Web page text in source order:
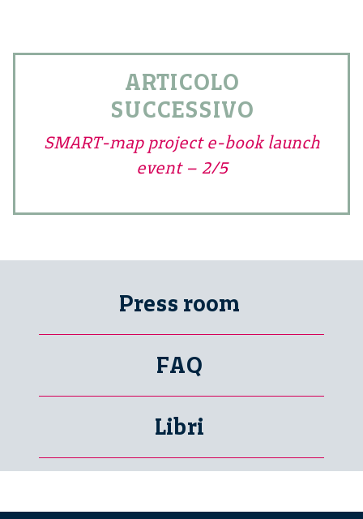
ARTICOLO
SUCCESSIVO
SMART-map project e-book launch
event – 2/5
Press room
FAQ
Libri